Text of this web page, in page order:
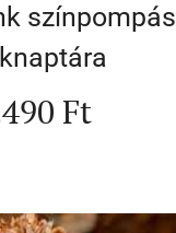
színpompás
Ft